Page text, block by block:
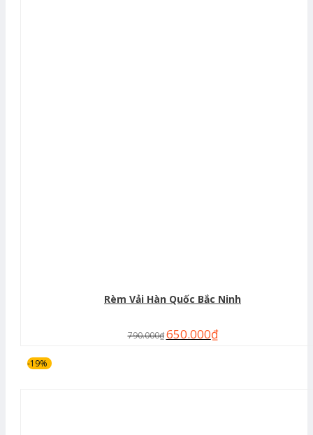
Rèm Vải Hàn Quốc Bắc Ninh
790.000₫ 650.000₫
-19%